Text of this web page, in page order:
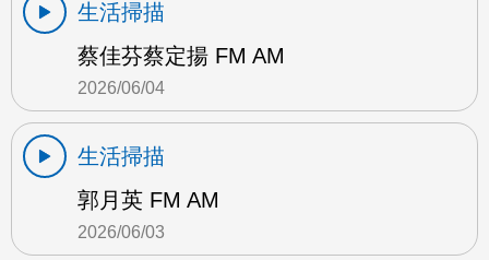
生活掃描
蔡佳芬蔡定揚 FM AM
2026/06/04
生活掃描
郭月英 FM AM
2026/06/03